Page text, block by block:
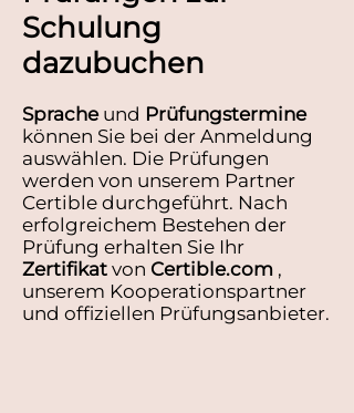
Schulung
dazubuchen
Spracheund Prüfungstermine
können Sie bei der Anmeldung
auswählen. Die Prüfungen
werden von unserem Partner
Certible durchgeführt. Nach
erfolgreichem Bestehen der
Prüfung erhalten Sie Ihr
Zertifikat von Certible.com ,
unserem Kooperationspartner
und offiziellen Prüfungsanbieter.